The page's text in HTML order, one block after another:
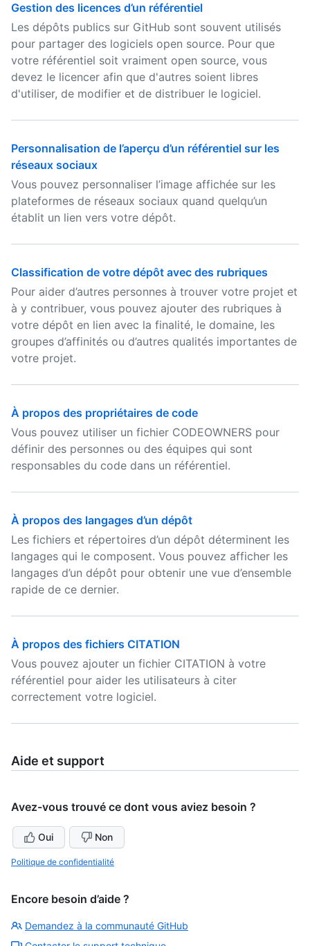
Gestion des licences d’un référentiel
Les dépôts publics sur GitHub sont souvent utilisés
pour partager des logiciels open source. Pour que
votre référentiel soit vraiment open source, vous
devez le licencer afin que d'autres soient libres
d'utiliser, de modifier et de distribuer le logiciel.
Personnalisation de l’aperçu d’un référentiel sur les
réseaux sociaux
Vous pouvez personnaliser l’image affichée sur les
plateformes de réseaux sociaux quand quelqu’un
établit un lien vers votre dépôt.
Classification de votre dépôt avec des rubriques
Pour aider d’autres personnes à trouver votre projet et
à y contribuer, vous pouvez ajouter des rubriques à
votre dépôt en lien avec la finalité, le domaine, les
groupes d’affinités ou d’autres qualités importantes de
votre projet.
À propos des propriétaires de code
Vous pouvez utiliser un fichier CODEOWNERS pour
définir des personnes ou des équipes qui sont
responsables du code dans un référentiel.
À propos des langages d’un dépôt
Les fichiers et répertoires d’un dépôt déterminent les
langages qui le composent. Vous pouvez afficher les
langages d’un dépôt pour obtenir une vue d’ensemble
rapide de ce dernier.
À propos des fichiers CITATION
Vous pouvez ajouter un fichier CITATION à votre
référentiel pour aider les utilisateurs à citer
correctement votre logiciel.
Aide et support
Avez-vous trouvé ce dont vous aviez besoin ?
Oui Non
Politique de confidentialité
Encore besoin d’aide ?
Demandez à la communauté GitHub